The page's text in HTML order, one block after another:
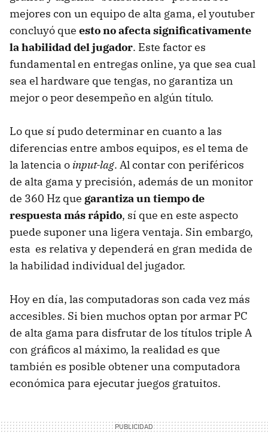
mejores con un equipo de alta gama, el youtuber
concluyó que esto no afecta significativamente
la habilidad del jugador. Este factor es
fundamental en entregas online, ya que sea cual
sea el hardware que tengas, no garantiza un
mejor o peor desempeño en algún título.
Lo que sí pudo determinar en cuanto a las
diferencias entre ambos equipos, es el tema de
la latencia o input-lag. Al contar con periféricos
de alta gama y precisión, además de un monitor
de 360 Hz que garantiza un tiempo de
respuesta más rápido, sí que en este aspecto
puede suponer una ligera ventaja. Sin embargo,
esta es relativa y dependerá en gran medida de
la habilidad individual del jugador.
Hoy en día, las computadoras son cada vez más
accesibles. Si bien muchos optan por armar PC
de alta gama para disfrutar de los títulos triple A
con gráficos al máximo, la realidad es que
también es posible obtener una computadora
económica para ejecutar juegos gratuitos.